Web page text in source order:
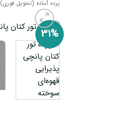
پرده آماده (تحویل فوری)
۳۱%